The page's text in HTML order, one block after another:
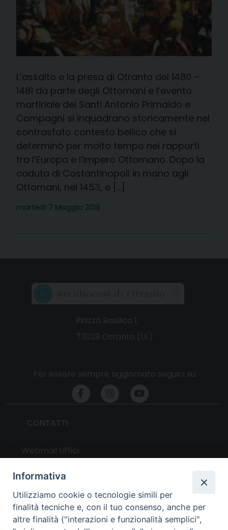
L’assalto e la presa di Otranto del 1480 –
1481 da parte degli Ottomani e l’evento
martiriale dei Santi Antonio Primaldo e
Compagni si inquadrano storicamente nel
contrastato contesto bellico che si
determinò per molto tempo nei rapporti
tra l’Europa e l’Impero Ottomano. Dopo la
caduta di Costantinopoli in mano agli
Ottomani, nel 1453, e […]
martedì 7 Maggio 2019
UTILITY
News
Informativa
Utilizziamo cookie o tecnologie simili per
finalità tecniche e, con il tuo consenso, anche per
altre finalità ("interazioni e funzionalità semplici",